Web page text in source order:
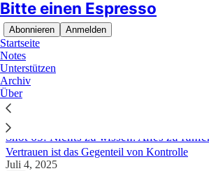
Bitte einen Espresso
Abonnieren Anmelden
Startseite
Notes
Unterstützen
Archiv
Über
kw27-2025
Shot 65: Nichts zu wissen. Alles zu
Vertrauen ist das Gegenteil von Kontrolle
Juli 4, 2025